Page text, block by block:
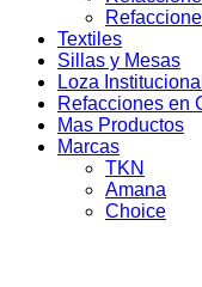
Textiles
Sillas y Mesas
Loza
Refacciones en
Mas Productos
Marcas
TKN
Amana
Choice